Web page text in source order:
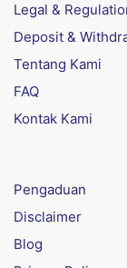
Legal &
Deposit &
Tentang Kami
FAQ
Kontak Kami
Pengaduan
Disclaimer
Blog